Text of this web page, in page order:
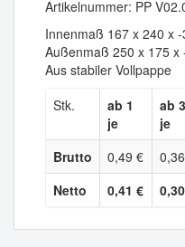
Artikelnummer: PP
Innenmaß 167 x 240 x
Außenmaß 250 x 175 x
Aus stabiler Vollpappe
Stk.
ab 1
je
ab
je
Brutto
0,49 €
Netto
0,41 €